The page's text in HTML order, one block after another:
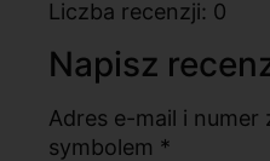
Liczba recenzji: 0
Napisz
Adres e-mail i numer
symbolem *